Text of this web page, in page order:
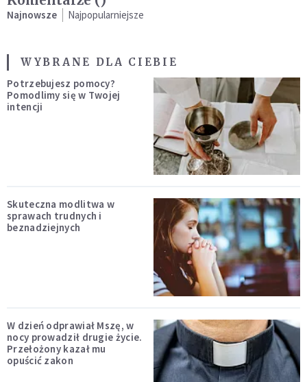
Najnowsze Najpopularniejsze
WYBRANE DLA CIEBIE
Potrzebujesz pomocy?
Pomodlimy się w Twojej
intencji
Skuteczna modlitwa w
sprawach trudnych i
beznadziejnych
W dzień odprawiał Mszę, w
nocy prowadził drugie życie.
Przełożony kazał mu
opuścić zakon